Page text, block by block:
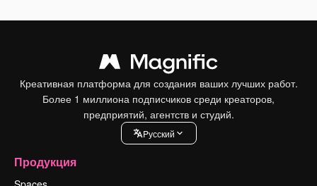
Креативная платформа для создания ваших лучших работ.
Более 1 миллиона подписчиков среди креаторов,
предприятий, агентств и студий.
Pусский
Продукция